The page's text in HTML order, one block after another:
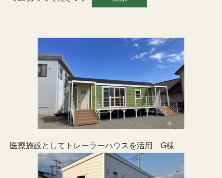
医療施設としてトレーラーハウスを活用 G様